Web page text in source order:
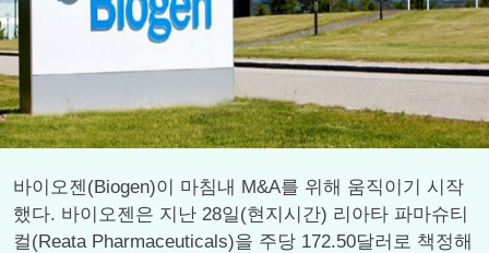
바이오젠(Biogen)이 마침내 M&A를 위해 움직이기 시작
했다. 바이오젠은 지난 28일(현지시간) 리아타 파마슈티
컬(Reata Pharmaceuticals)을 주당 172.50달러로 책정해